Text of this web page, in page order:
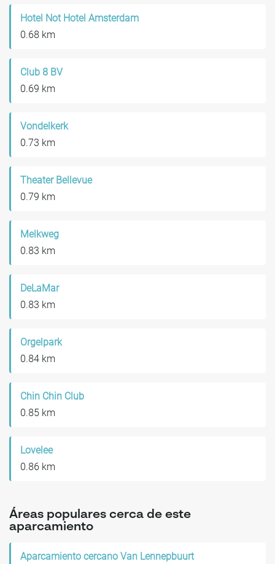
Hotel Not Hotel Amsterdam
0.68 km
Club 8 BV
0.69 km
Vondelkerk
0.73 km
Theater Bellevue
0.79 km
Melkweg
0.83 km
DeLaMar
0.83 km
Orgelpark
0.84 km
Chin Chin Club
0.85 km
Lovelee
0.86 km
Áreas populares cerca de este
aparcamiento
Aparcamiento cercano Van Lennepbuurt